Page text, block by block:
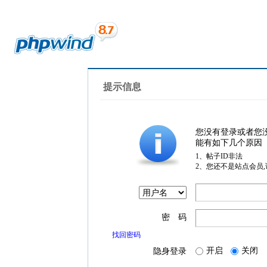
提示信息
您没有登录或者您
能有如下几个原因
1、帖子ID非法
2、您还不是站点会员
密 码
找回密码
隐身登录 开启 关闭